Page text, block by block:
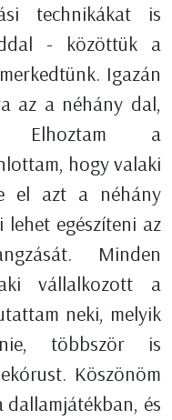
technikákat is
- közöttük a
Igazán
az a néhány dal,
Elhoztam a
hogy valaki
el azt a néhány
egészíteni az
Minden
vállalkozott a
neki, melyik
többször is
Köszönöm
és